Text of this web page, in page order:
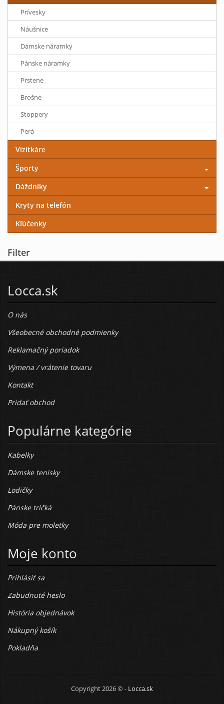
Prívesky
Náušnice
Dámske náramky
Pánske náramky
Prstene
Brošne
Stoppery
Perá
Vizitkáre
Športy
Dáždniky
Kryty na telefón
Kľúčenky
Filter
Locca.sk
O nás
Všeobecné obchodné podmienky
Reklamačný poriadok
Výmena / vrátenie tovaru
Kontakt
Pridať obchod
Populárne kategórie
Kabelky
Dámske tenisky
Lodičky
Pánske tričká
Móda pre moletky
Moje konto
Prihlásiť sa
Zabudnuté heslo
História objednávok
Nákupný košík
Pokladňa
Copyright 2026 © - Locca.sk